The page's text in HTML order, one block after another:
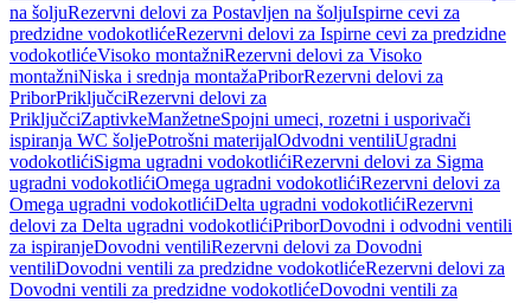
na šoljuRezervni delovi za Postavljen na šoljuIspirne cevi za
predzidne vodokotlićeRezervni delovi za Ispirne cevi za predzidne
vodokotlićeVisoko montažniRezervni delovi za Visoko
montažniNiska i srednja montažaPriborRezervni delovi za
PriborPriključciRezervni delovi za
PriključciZaptivkeManžetneSpojni umeci, rozetni i usporivači
ispiranja WC šoljePotrošni materijalOdvodni ventiliUgradni
vodokotlićiSigma ugradni vodokotlićiRezervni delovi za Sigma
ugradni vodokotlićiOmega ugradni vodokotlićiRezervni delovi za
Omega ugradni vodokotlićiDelta ugradni vodokotlićiRezervni
delovi za Delta ugradni vodokotlićiPriborDovodni i odvodni ventili
za ispiranjeDovodni ventiliRezervni delovi za Dovodni
ventiliDovodni ventili za predzidne vodokotlićeRezervni delovi za
Dovodni ventili za predzidne vodokotlićeDovodni ventili za